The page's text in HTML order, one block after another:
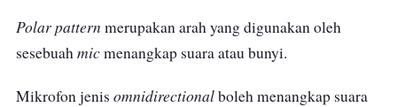
Polar pattern merupakan arah yang digunakan oleh
sesebuahmicmenangkap suara atau bunyi.
Mikrofon jenis omnidirectionalboleh menangkap suara